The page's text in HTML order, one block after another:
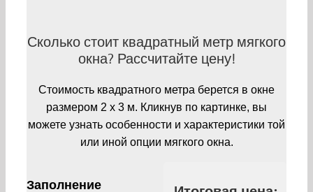
Сколько стоит квадратный метр мягкого
окна? Рассчитайте цену!
Стоимость квадратного метра берется в окне
размером 2 х 3 м. Кликнув по картинке, вы
можете узнать особенности и характеристики той
или иной опции мягкого окна.
Заполнение